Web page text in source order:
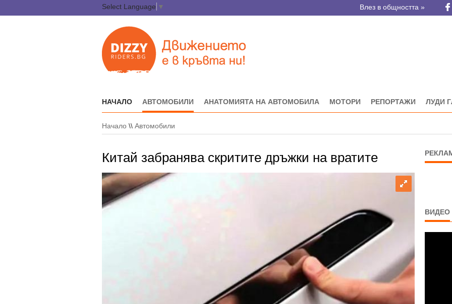
Select Language ▼ Влез в общността »
НАЧАЛО АВТОМОБИЛИ АНАТОМИЯТА НА АВТОМОБИЛА МОТОРИ РЕПОРТАЖИ ЛУДИ
Начало \\ Автомобили
Китай забранява скритите дръжки на вратите
ВИДЕО